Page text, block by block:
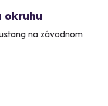
okruhu
na závodnom